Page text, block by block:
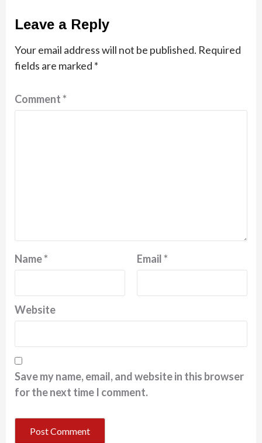
Leave a Reply
Your email address will not be published. Required
fields are marked *
Comment*
Name* Email*
Website
Save my name, email, and website in this browser
for the next time I comment.